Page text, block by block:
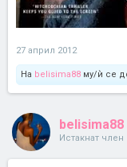
27 април 2012
На belisima88 му/ѝ се
belisima88
Истакнат член